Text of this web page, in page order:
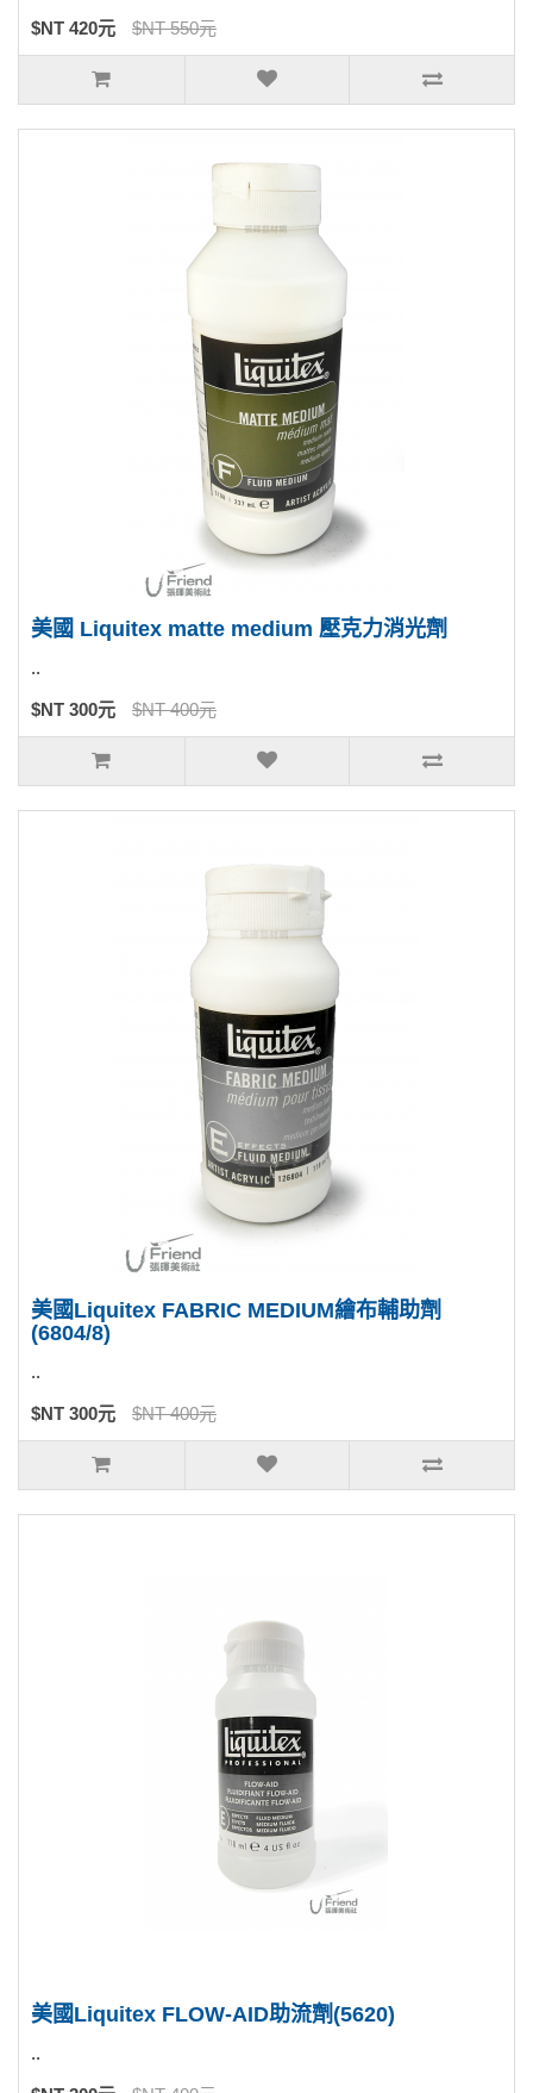
$NT 420元 $NT 550元
美國 Liquitex matte medium 壓克力消光劑
..
$NT 300元 $NT 400元
美國Liquitex FABRIC MEDIUM繪布輔助劑
(6804/8)
..
$NT 300元 $NT 400元
美國Liquitex FLOW-AID助流劑(5620)
..